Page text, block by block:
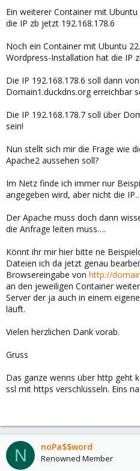
Ein weiterer Container mit
die IP zb jetzt 192.168.178.6
Noch ein Container mit Ubuntu
Wordpress-Installation hat die IP
Die IP 192.168.178.6 soll dann
Domain1.duckdns.org erreichbar
Die IP 192.168.178.7 soll über
sein!
Nun stellt sich mir die Frage wie
Apache2 aussehen soll?
Im Netz finde ich immer nur
angegeben wird, aber nicht die
Der Apache muss doch dann
die Anfrage leiten muss….
Könnt ihr mir hier bitte ne
Dateien ich da jetzt genau
Browsereingabe von http://
an den jeweiligen Container
Server der ja auch in einem
läuft.
Vielen herzlichen Dank vorab.
Gruss
Das ganze wenns über http geht
ssl mit https verschlüsseln. Eins
N noPa$$word
Renowned Member